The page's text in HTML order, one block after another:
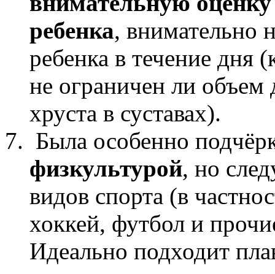
ребенка, внимательно
ребенка в течение дня
не ограничен ли объем
хруста в суставах).
Была особенно
физкультурой, но
видов спорта (в
хоккей, футбол и
Идеально подходит